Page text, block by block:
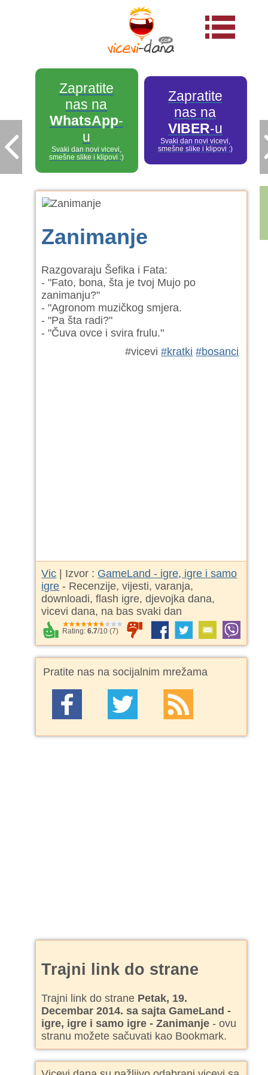
Zapratite
nas na
WhatsApp-
u
Svaki dan novi vicevi,
smešne slike i klipovi :)
Zapratite
nas na
VIBER-u
Svaki dan novi vicevi,
smešne slike i klipovi :)
Zanimanje
Razgovaraju Šefika i Fata:
- "Fato, bona, šta je tvoj Mujo po
zanimanju?"
- "Agronom muzičkog smjera.
- "Pa šta radi?"
- "Čuva ovce i svira frulu."
#vicevi#kratki #bosanci
Vic | Izvor : GameLand - igre, igre i samo
igre - Recenzije, vijesti, varanja,
downloadi, flash igre, djevojka dana,
vicevi dana, na bas svaki dan
Rating:6.7/10 (7)
Pratite nas na socijalnim mrežama
Trajni link do strane
Trajni link do strane Petak, 19.
Decembar 2014. sa sajta GameLand -
igre, igre i samo igre - Zanimanje - ovu
stranu možete sačuvati kao Bookmark.